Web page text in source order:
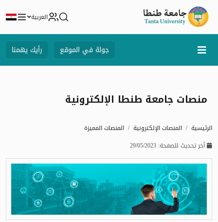
العربية
جولة في الموقع رأيك يهمنا
منصات جامعة طنطا الإلكترونية
الرئيسية المنصات الإلكترونية
المنصات المميزة
أخر تحديث للصفحة: 29/05/2023